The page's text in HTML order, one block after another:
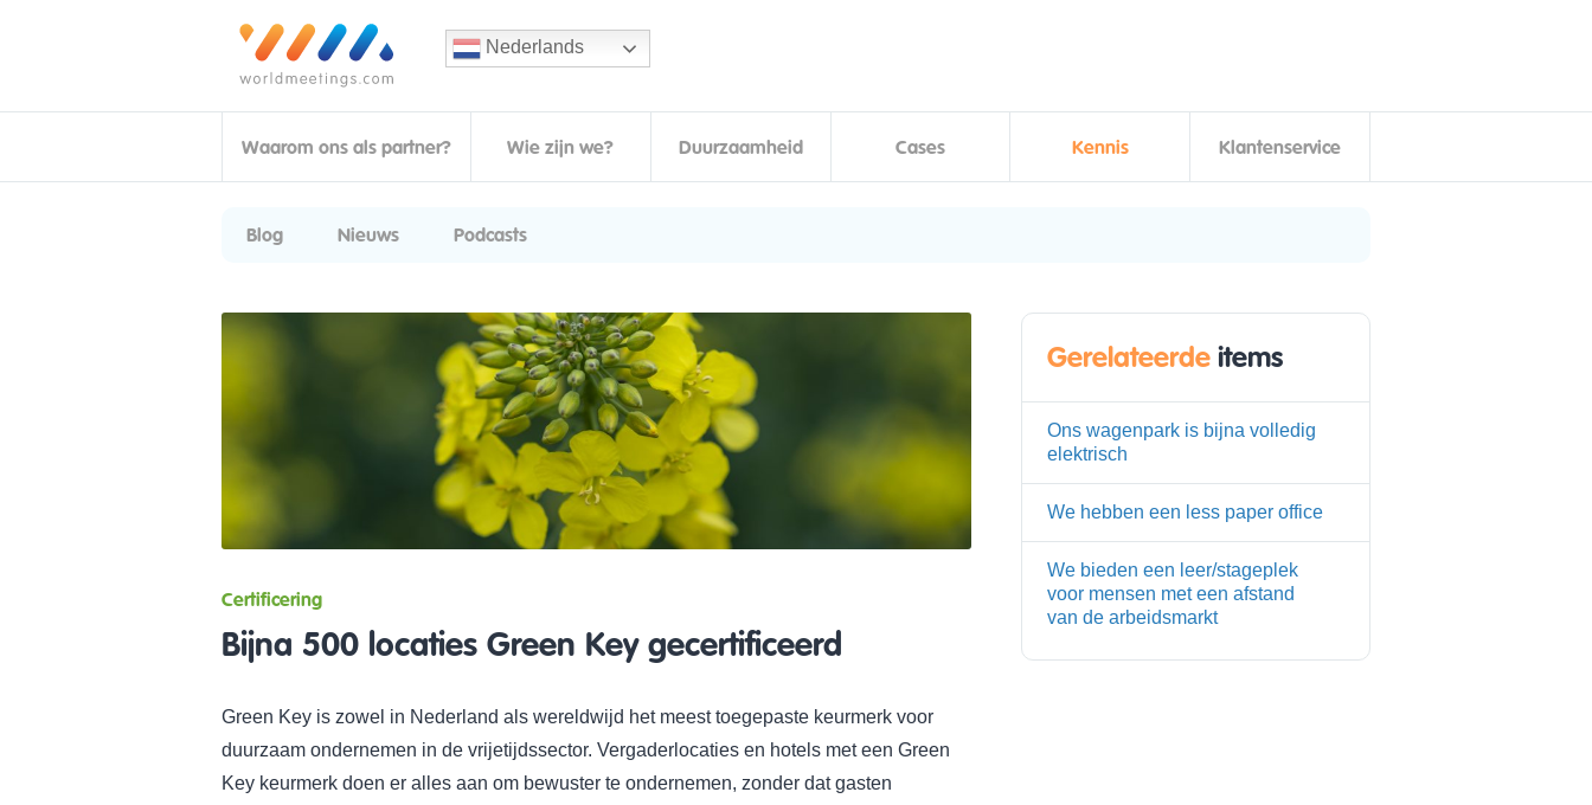
Nederlands
Waarom ons als partner? Wie zijn we? Duurzaamheid Cases Kennis Klantenservice
Blog Nieuws Podcasts
Certificering
Bijna 500 locaties Green Key gecertificeerd
Green Key is zowel in Nederland als wereldwijd het meest toegepaste keurmerk voor
duurzaam ondernemen in de vrijetijdssector. Vergaderlocaties en hotels met een Green
Key keurmerk doen er alles aan om bewuster te ondernemen, zonder dat gasten
Gerelateerde items
Ons wagenpark is bijna volledig
elektrisch
We hebben een less paper office
We bieden een leer/stageplek
voor mensen met een afstand
van de arbeidsmarkt